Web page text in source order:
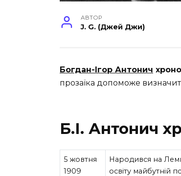
АВТОР
J. G. (Джей Джи)
Богдан-Ігор Антонич
прозаїка допоможе
Б.І. Антонич
5 жовтня
1909
Народився на
освіту майбутній